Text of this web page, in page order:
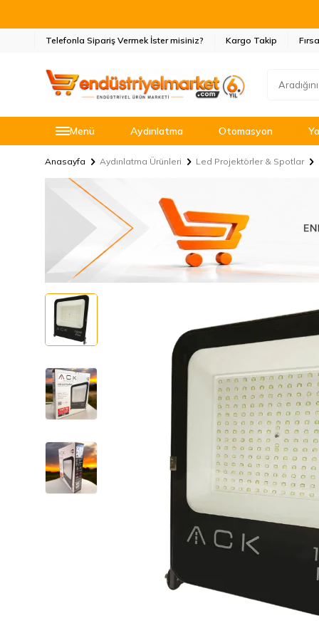
Telefonla Sipariş Vermek İster misiniz? Kargo Takip
Menü Aydınlatma Otomasyon
Anasayfa Aydınlatma Ürünleri Led Projektörler & Spotlar